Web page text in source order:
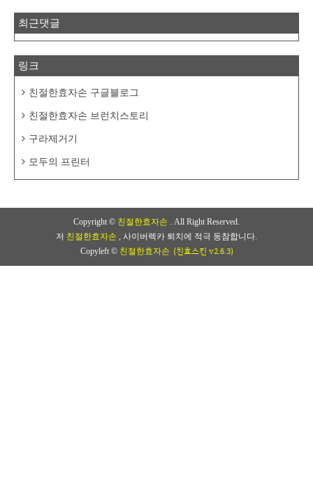
최근댓글
링크
친절한효자손 구글블로그
친절한효자손 브런치스토리
구라제거기
모두의 프린터
Copyright © 친절한효자손 . All Right Reserved.
저 친절한효자손 , 사이버렉카 퇴치에 적극 동참합니다.
Copyleft © 친절한효자손 (친효스킨 v2.6.3)